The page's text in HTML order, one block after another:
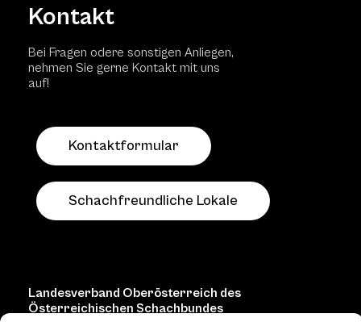
Kontakt
Bei Fragen odere sonstigen Anliegen,
nehmen Sie gerne Kontakt mit uns
auf!
Kontaktformular
Schachfreundliche Lokale
Landesverband Oberösterreich des
Österreichischen Schachbundes